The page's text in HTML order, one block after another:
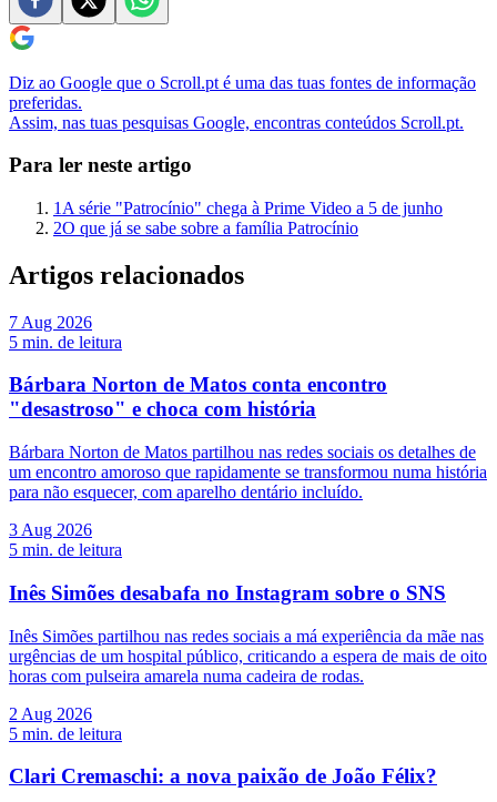
Diz ao Google que o Scroll.pt é uma das tuas fontes de informação
preferidas.
Assim, nas tuas pesquisas Google, encontras conteúdos Scroll.pt.
Para ler neste artigo
1 A série "Patrocínio" chega à Prime Video a 5 de junho
2O que já se sabe sobre a família Patrocínio
Artigos relacionados
7 Aug 2026
5 min. de leitura
Bárbara Norton de Matos conta encontro
"desastroso" e choca com história
Bárbara Norton de Matos partilhou nas redes sociais os detalhes de
um encontro amoroso que rapidamente se transformou numa história
para não esquecer, com aparelho dentário incluído.
3 Aug 2026
5 min. de leitura
Inês Simões desabafa no Instagram sobre o SNS
Inês Simões partilhou nas redes sociais a má experiência da mãe nas
urgências de um hospital público, criticando a espera de mais de oito
horas com pulseira amarela numa cadeira de rodas.
2 Aug 2026
5 min. de leitura
Clari Cremaschi: a nova paixão de João Félix?